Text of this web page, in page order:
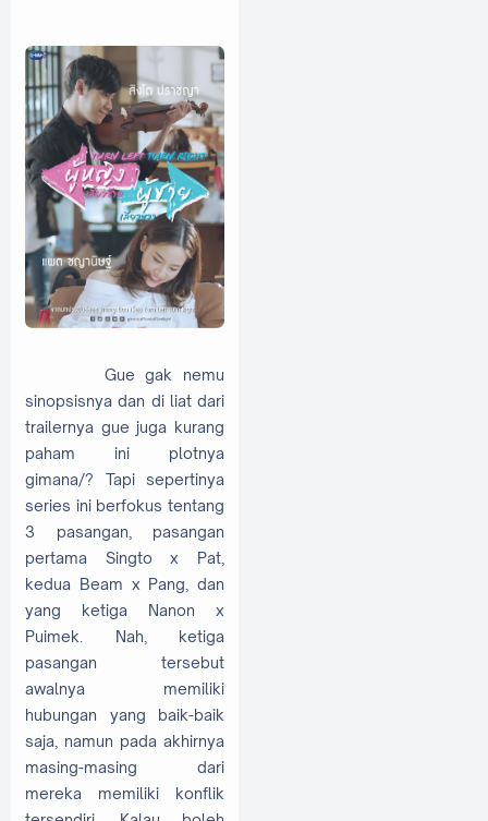
Gue gak nemu
sinopsisnya dan di liat dari
trailernya gue juga kurang
paham ini plotnya
gimana/? Tapi sepertinya
series ini berfokus tentang
3 pasangan, pasangan
pertama Singto x Pat,
kedua Beam x Pang, dan
yang ketiga Nanon x
Puimek. Nah, ketiga
pasangan tersebut
awalnya memiliki
hubungan yang baik-baik
saja, namun pada akhirnya
masing-masing dari
mereka memiliki konflik